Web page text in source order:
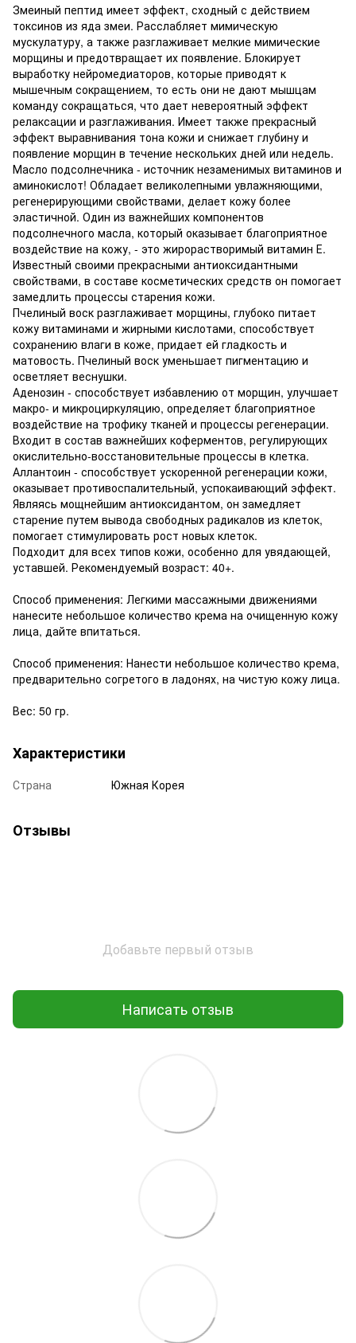
Змеиный пептид имеет эффект, сходный с действием
токсинов из яда змеи. Расслабляет мимическую
мускулатуру, а также разглаживает мелкие мимические
морщины и предотвращает их появление. Блокирует
выработку нейромедиаторов, которые приводят к
мышечным сокращением, то есть они не дают мышцам
команду сокращаться, что дает невероятный эффект
релаксации и разглаживания. Имеет также прекрасный
эффект выравнивания тона кожи и снижает глубину и
появление морщин в течение нескольких дней или недель.
Масло подсолнечника - источник незаменимых витаминов и
аминокислот! Обладает великолепными увлажняющими,
регенерирующими свойствами, делает кожу более
эластичной. Один из важнейших компонентов
подсолнечного масла, который оказывает благоприятное
воздействие на кожу, - это жирорастворимый витамин Е.
Известный своими прекрасными антиоксидантными
свойствами, в составе косметических средств он помогает
замедлить процессы старения кожи.
Пчелиный воск разглаживает морщины, глубоко питает
кожу витаминами и жирными кислотами, способствует
сохранению влаги в коже, придает ей гладкость и
матовость. Пчелиный воск уменьшает пигментацию и
осветляет веснушки.
Аденозин - способствует избавлению от морщин, улучшает
макро- и микроциркуляцию, определяет благоприятное
воздействие на трофику тканей и процессы регенерации.
Входит в состав важнейших коферментов, регулирующих
окислительно-восстановительные процессы в клетка.
Аллантоин - способствует ускоренной регенерации кожи,
оказывает противоспалительный, успокаивающий эффект.
Являясь мощнейшим антиоксидантом, он замедляет
старение путем вывода свободных радикалов из клеток,
помогает стимулировать рост новых клеток.
Подходит для всех типов кожи, особенно для увядающей,
уставшей. Рекомендуемый возраст: 40+.
Способ применения: Легкими массажными движениями
нанесите небольшое количество крема на очищенную кожу
лица, дайте впитаться.
Способ применения: Нанести небольшое количество крема,
предварительно согретого в ладонях, на чистую кожу лица.
Вес: 50 гр.
Характеристики
Страна Южная Корея
Отзывы
Добавьте первый отзыв
Написать отзыв